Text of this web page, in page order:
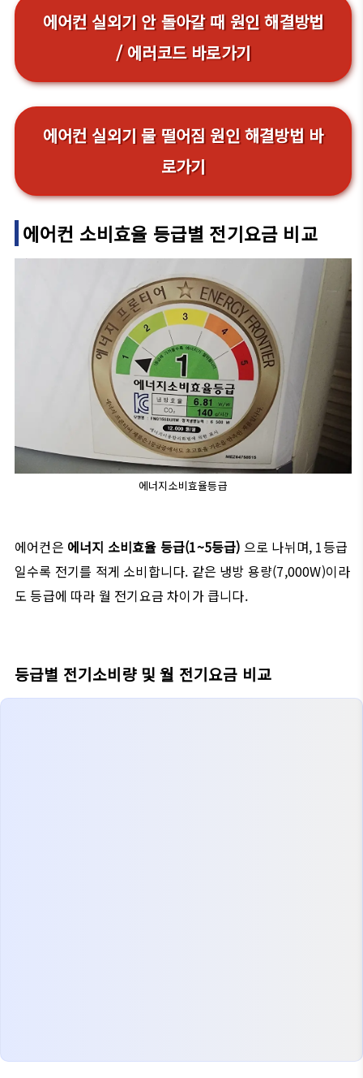
에어컨 실외기 안 돌아갈 때 원인 해결방법
/ 에러코드 바로가기
에어컨 실외기 물 떨어짐 원인 해결방법 바
로가기
에어컨 소비효율 등급별 전기요금 비교
에너지소비효율등급
에어컨은 에너지 소비효율 등급(1~5등급) 으로 나뉘며, 1등급
일수록 전기를 적게 소비합니다. 같은 냉방 용량(7,000W)이라
도 등급에 따라 월 전기요금 차이가 큽니다.
등급별 전기소비량 및 월 전기요금 비교